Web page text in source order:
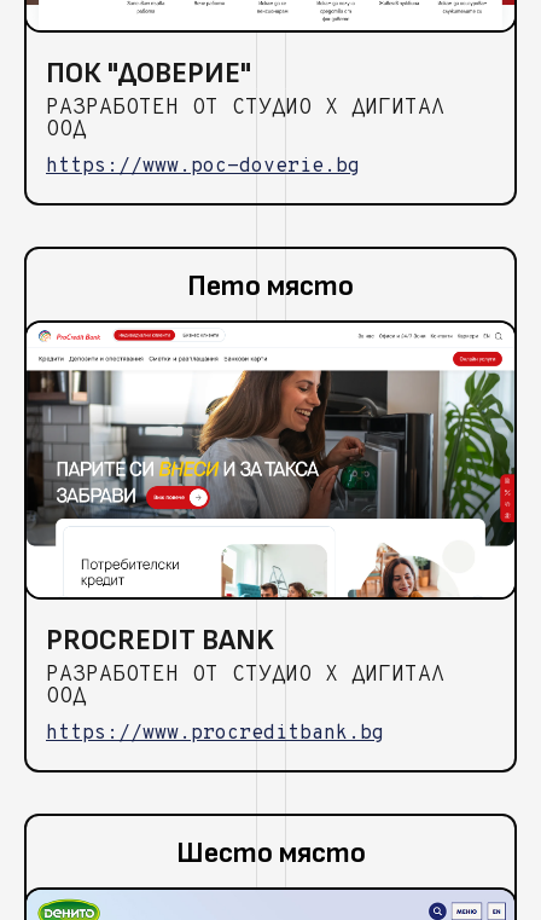
ПОК "ДОВЕРИЕ"
РАЗРАБОТЕН ОТ СТУДИО Х ДИГИТАЛ
ООД
https://www.poc-doverie.bg
Пето място
PROCREDIT BANK
РАЗРАБОТЕН ОТ СТУДИО Х ДИГИТАЛ
ООД
https://www.procreditbank.bg
Шесто място